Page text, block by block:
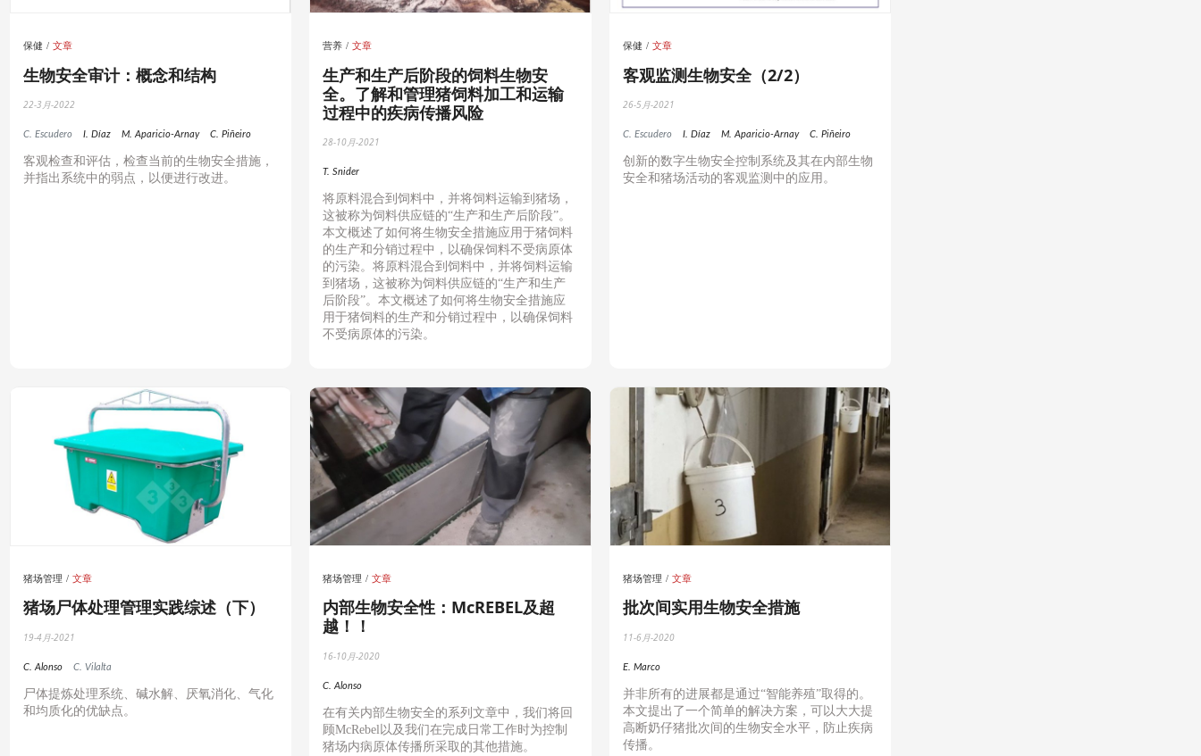
保健 文章
生物安全审计：概念和结构
22-3月-2022
C. Escudero I. Díaz M. Aparicio-Arnay C. Piñeiro
客观检查和评估，检查当前的生物安全措施，
并指出系统中的弱点，以便进行改进。
营养 文章
生产和生产后阶段的饲料生物安
全。了解和管理猪饲料加工和运输
过程中的疾病传播风险
28-10月-2021
T. Snider
将原料混合到饲料中，并将饲料运输到猪场，
这被称为饲料供应链的“生产和生产后阶段”。
本文概述了如何将生物安全措施应用于猪饲料
的生产和分销过程中，以确保饲料不受病原体
的污染。将原料混合到饲料中，并将饲料运输
到猪场，这被称为饲料供应链的“生产和生产
后阶段”。本文概述了如何将生物安全措施应
用于猪饲料的生产和分销过程中，以确保饲料
不受病原体的污染。
保健 文章
客观监测生物安全（2/2）
26-5月-2021
C. Escudero I. Díaz M. Aparicio-Arnay C. Piñeiro
创新的数字生物安全控制系统及其在内部生物
安全和猪场活动的客观监测中的应用。
猪场管理 文章
猪场尸体处理管理实践综述（下）
19-4月-2021
C. Alonso C. Vilalta
尸体提炼处理系统、碱水解、厌氧消化、气化
和均质化的优缺点。
猪场管理 文章
内部生物安全性：McREBEL及超
越！！
16-10月-2020
C. Alonso
在有关内部生物安全的系列文章中，我们将回
顾McRebel 以及我们在完成日常工作时为控制
猪场内病原体传播所采取的其他措施。
猪场管理 文章
批次间实用生物安全措施
11-6月-2020
E. Marco
并非所有的进展都是通过“智能养殖”取得的。
本文提出了一个简单的解决方案，可以大大提
高断奶仔猪批次间的生物安全水平，防止疾病
传播。